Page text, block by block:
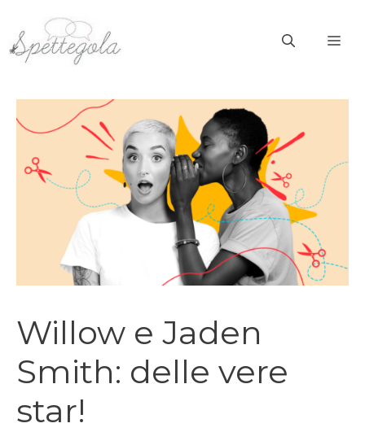
contenuto
Willow e Jaden
Smith: delle vere
star!